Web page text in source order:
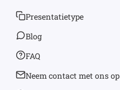
Presentatietype
Blog
FAQ
Neem contact met ons op